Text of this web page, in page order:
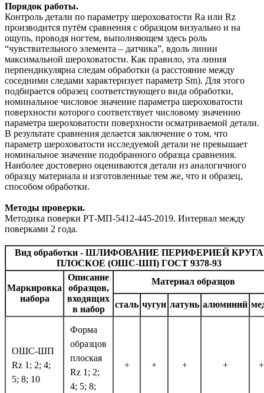
Порядок работы.
Контроль детали по параметру шероховатости Ra или Rz
производится путём сравнения с образцом визуально и на
ощупь, проводя ногтем, выполняющем здесь роль
“чувствительного элемента – датчика”, вдоль линии
максимальной шероховатости. Как правило, эта линия
перпендикулярна следам обработки (а расстояние между
соседними следами характеризует параметр Sm). Для этого
подбирается образец соответствующего вида обработки,
номинальное числовое значение параметра шероховатости
поверхности которого соответствует числовому значению
параметра шероховатости поверхности осматриваемой детали.
В результате сравнения делается заключение о том, что
параметр шероховатости исследуемой детали не превышает
номинальное значение подобранного образца сравнения.
Наиболее достоверно оцениваются детали из аналогичного
образцу материала и изготовленные тем же, что и образец,
способом обработки.
Методы проверки.
Методика поверки РТ-МП-5412-445-2019. Интервал между
поверками 2 года.
Вид обработки - ШЛИФОВАНИЕ ПЕРИФЕРИЕЙ КРУГА
ПЛОСКОЕ (ОШС-ШП) ГОСТ 9378-93
Маркировка
набора
Описание
образцов,
входящих
в набор
Материал образцов
сталь чугун латунь алюминий
ОШС-ШП
Rz 1; 2; 4;
5; 8; 10
Форма
образцов
плоская
Rz 1; 2;
4; 5; 8;
+ + + + +